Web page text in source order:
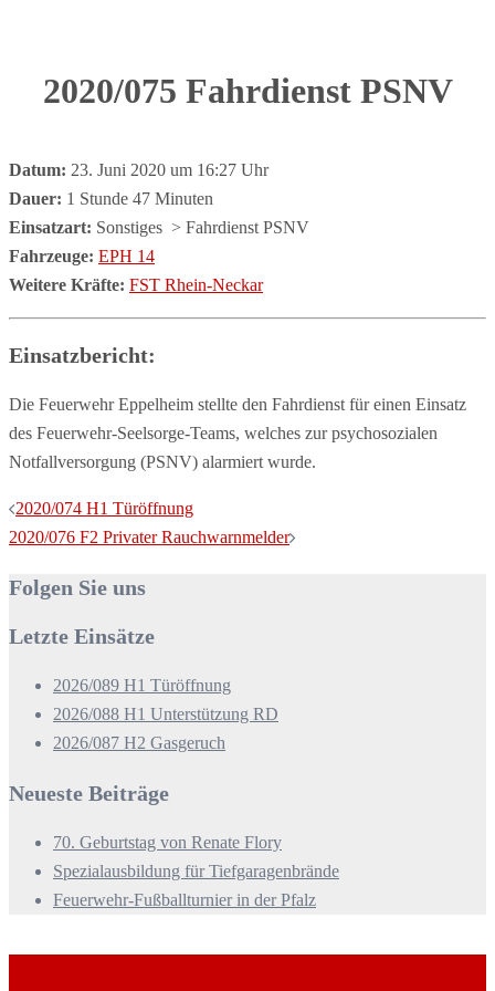
2020/075 Fahrdienst PSNV
Datum: 23. Juni 2020 um 16:27 Uhr
Dauer: 1 Stunde 47 Minuten
Einsatzart: Sonstiges > Fahrdienst PSNV
Fahrzeuge: EPH 14
Weitere Kräfte: FST Rhein-Neckar
Einsatzbericht:
Die Feuerwehr Eppelheim stellte den Fahrdienst für einen Einsatz
des Feuerwehr-Seelsorge-Teams, welches zur psychosozialen
Notfallversorgung (PSNV) alarmiert wurde.
Beitragsnavigation
2020/074 H1 Türöffnung
2020/076 F2 Privater Rauchwarnmelder
Folgen Sie uns
Letzte Einsätze
2026/089 H1 Türöffnung
2026/088 H1 Unterstützung RD
2026/087 H2 Gasgeruch
Neueste Beiträge
70. Geburtstag von Renate Flory
Spezialausbildung für Tiefgaragenbrände
Feuerwehr-Fußballturnier in der Pfalz